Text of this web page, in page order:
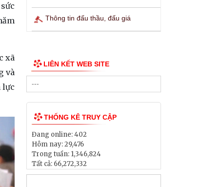
xã
và
lực
Thông tin đấu thầu, đấu giá
LIÊN KẾT WEB SITE
THỐNG KÊ TRUY CẬP
Đang online:402
Hôm nay:29,476
Trong tuần: 1,346,824
Tất cả: 66,272,332